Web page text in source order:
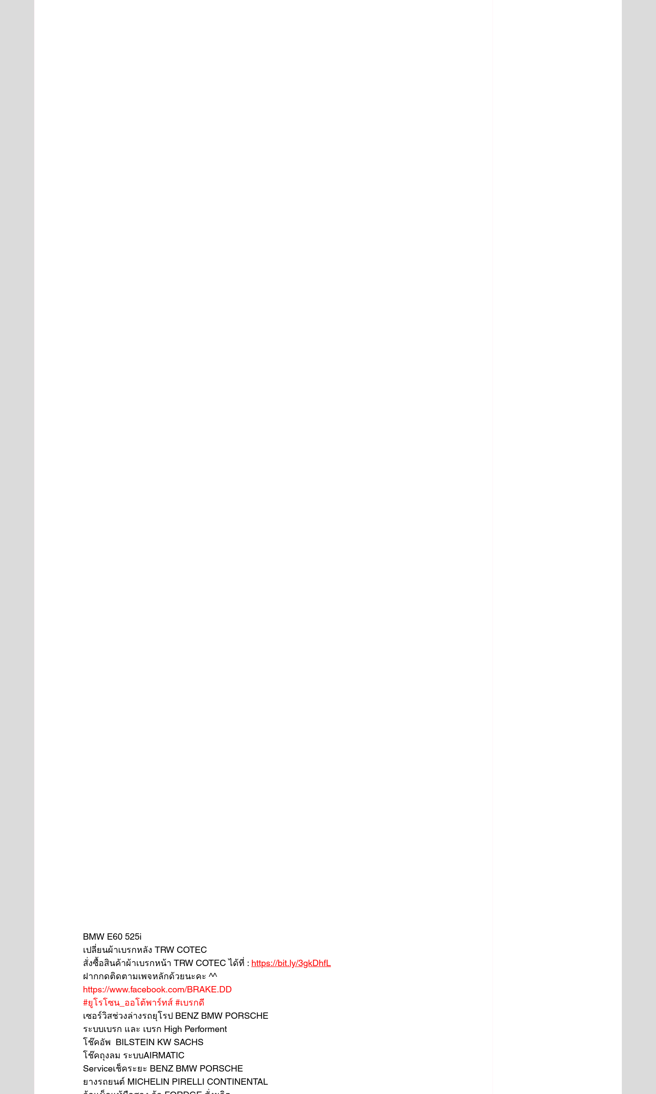
BMW E60 525i
เปลี่ยนผ้าเบรกหลัง TRW COTEC
สั่งซื้อสินค้าผ้าเบรกหน้า TRW COTEC ได้ที่ : https://bit.ly/3gkDhfL
ฝากกดติดตามเพจหลักด้วยนะคะ ^^
https://www.facebook.com/BRAKE.DD
#ยูโรโซน_ออโต้พาร์ทส์ #เบรกดี
เซอร์วิสช่วงล่างรถยุโรป BENZ BMW PORSCHE
ระบบเบรก และ เบรก High Performent
โช๊คอัพ  BILSTEIN KW SACHS
โช๊คถุงลม ระบบAIRMATIC
Serviceเช็คระยะ BENZ BMW PORSCHE
ยางรถยนต์ MICHELIN PIRELLI CONTINENTAL